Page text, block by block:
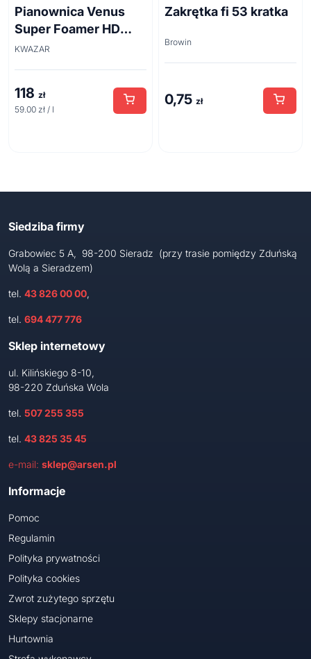
Pianownica Venus
Super Foamer HD
acid line 2L
KWAZAR
118 zł
59.00 zł / l
Zakrętka fi 53 kratka
Browin
0,75 zł
Siedziba firmy
Grabowiec 5 A, 98-200 Sieradz (przy trasie pomiędzy Zduńską
Wolą a Sieradzem)
tel. 43 826 00 00,
tel. 694 477 776
Sklep internetowy
ul. Kilińskiego 8-10,
98-220 Zduńska Wola
tel. 507 255 355
tel. 43 825 35 45
e-mail: sklep@arsen.pl
Informacje
Pomoc
Regulamin
Polityka prywatności
Polityka cookies
Zwrot zużytego sprzętu
Sklepy stacjonarne
Hurtownia